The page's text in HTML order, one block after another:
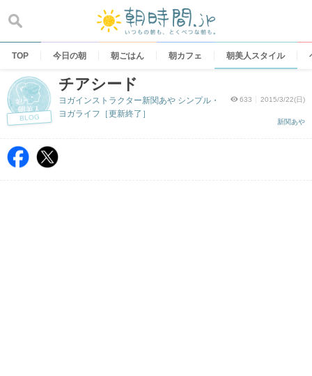
content
TOP 今日の朝 朝ごはん 朝カフェ 朝美人スタイル
BLOG
チアシード
633 2015/3/22(日)
新関あや
ヨガインストラクター新関あや シンプル・
ヨガライフ［更新終了］